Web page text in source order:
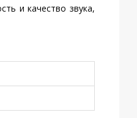
и качество звука,